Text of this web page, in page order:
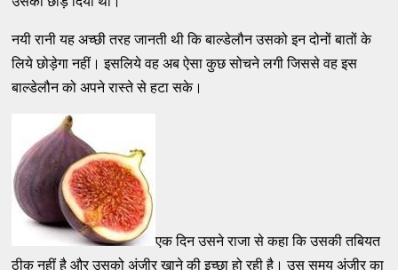
नयी रानी यह अच्छी तरह जानती थी कि बाल्डेलौन उसको इन दोनों बातों के
लिये छोड़ेगा नहीं। इसलिये वह अब ऐसा कुछ सोचने लगी जिससे वह इस
बाल्डेलौन को अपने रास्ते से हटा सके।
एक दिन उसने राजा से कहा कि उसकी तबियत
ठीक नहीं है और उसको अंजीर खाने की इच्छा हो रही है। उस समय अंजीर का